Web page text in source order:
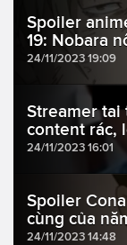
Spoiler
19: Nobara
24/11/2023 19:09
Streamer tai
content rác,
24/11/2023 16:01
Spoiler
cùng của
24/11/2023 14:48